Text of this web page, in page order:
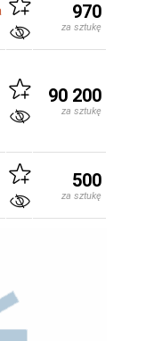
970
za sztukę
90 200
za sztukę
500
za sztukę